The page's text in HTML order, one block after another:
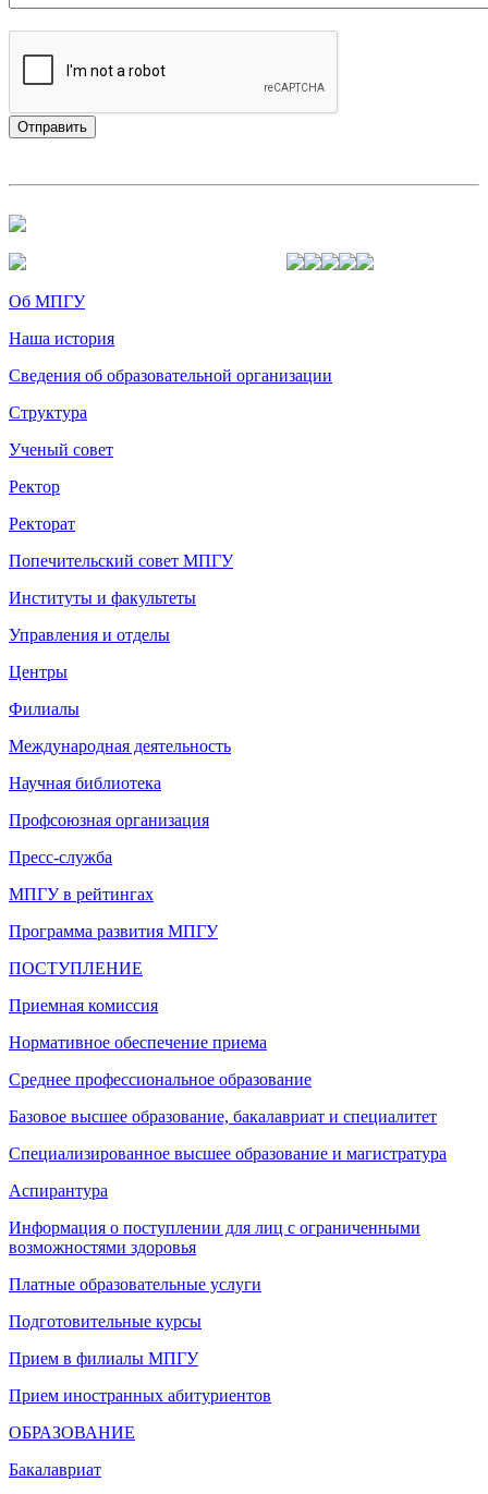
Об МПГУ
Наша история
Сведения об образовательной организации
Структура
Ученый совет
Ректор
Ректорат
Попечительский совет МПГУ
Институты и факультеты
Управления и отделы
Центры
Филиалы
Международная деятельность
Научная библиотека
Профсоюзная организация
Пресс-служба
МПГУ в рейтингах
Программа развития МПГУ
ПОСТУПЛЕНИЕ
Приемная комиссия
Нормативное обеспечение приема
Среднее профессиональное образование
Базовое высшее образование, бакалавриат и специалитет
Специализированное высшее образование и магистратура
Аспирантура
Информация о поступлении для лиц с ограниченными
возможностями здоровья
Платные образовательные услуги
Подготовительные курсы
Прием в филиалы МПГУ
Прием иностранных абитуриентов
ОБРАЗОВАНИЕ
Бакалавриат